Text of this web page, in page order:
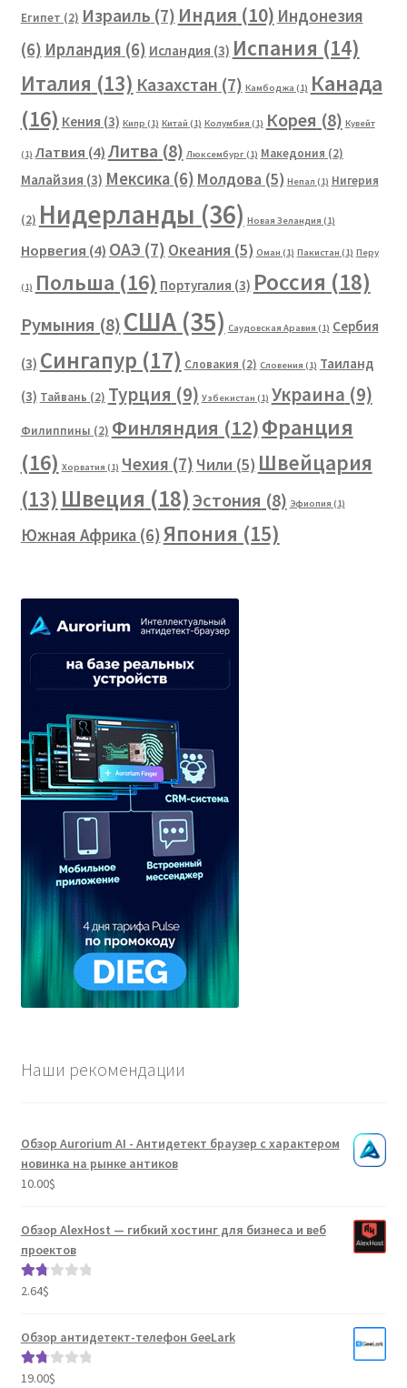
Египет (2) Израиль (7) Индия (10) Индонезия
(6) Ирландия (6) Исландия (3) Испания (14)
Италия (13) Казахстан (7) Камбоджа (1) Канада
(16) Кения (3) Кипр (1) Китай (1) Колумбия (1) Корея (8) Кувейт
(1) Латвия (4)Литва (8) Люксембург(1) Македония (2)
Малайзия (3) Мексика(6) Молдова (5) Непал (1) Нигерия
(2) Нидерланды (36) Новая Зеландия (1)
Норвегия (4) ОАЭ (7) Океания (5) Оман (1) Пакистан (1) Перу
(1) Польша (16) Португалия (3) Россия (18)
Румыния (8)США(35) Саудовская Аравия (1) Сербия
(3) Сингапур (17) Словакия (2) Словения (1) Таиланд
(3) Тайвань (2) Турция (9) Узбекистан (1) Украина (9)
Филиппины (2) Финляндия (12)Франция
(16) Хорватия (1) Чехия (7) Чили (5) Швейцария
(13) Швеция (18)Эстония (8) Эфиопия (1)
Южная Африка(6)Япония (15)
Наши рекомендации
Обзор Aurorium AI - Антидетект браузер с характером
новинка на рынке антиков
10.00$
Обзор AlexHost — гибкий хостинг для бизнеса и веб
проектов
Оце
1.80
из 5
2.64$
Обзор антидетект-телефон GeeLark
Оце
19.00$